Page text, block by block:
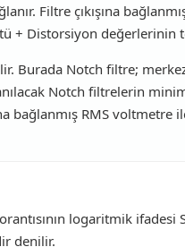
Filtre çıkışına
+ Distorsiyon değerlerinin
Burada Notch filtre;
Notch filtrelerin
bağlanmış RMS voltmetre
logaritmik ifadesi
denilir.